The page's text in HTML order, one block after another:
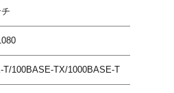
T/100BASE-TX/1000BASE-T